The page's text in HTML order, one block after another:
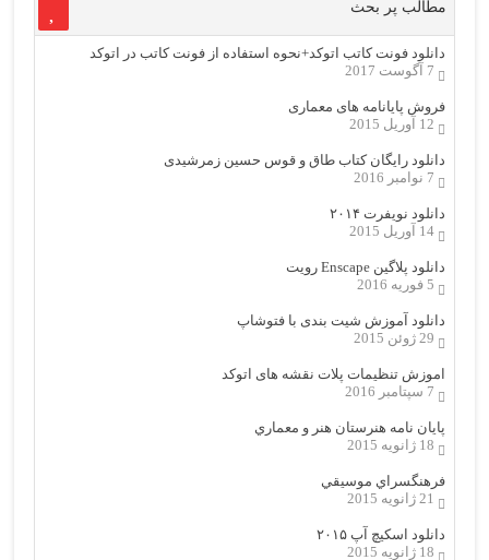
مطالب پر بحث
دانلود فونت کاتب اتوکد+نحوه استفاده از فونت کاتب در اتوکد
7 آگوست 2017
فروش پایانامه های معماری
12 آوریل 2015
دانلود رایگان کتاب طاق و قوس حسین زمرشیدی
7 نوامبر 2016
دانلود نویفرت ۲۰۱۴
14 آوریل 2015
دانلود پلاگین Enscape رویت
5 فوریه 2016
دانلود آموزش شیت بندی با فتوشاپ
29 ژوئن 2015
اموزش تنظیمات پلات نقشه های اتوکد
7 سپتامبر 2016
پایان نامه هنرستان هنر و معماري
18 ژانویه 2015
فرهنگسراي موسيقي
21 ژانویه 2015
دانلود اسکیچ آپ ۲۰۱۵
18 ژانویه 2015